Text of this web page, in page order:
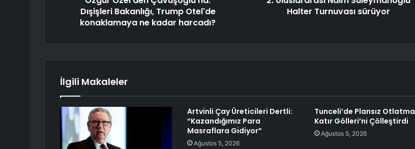
Dışişleri Bakanlığı, Trump Otel'de
konaklamaya ne kadar harcadı?
Halter Turnuvası sürüyor
İlgili Makaleler
Artvinli Çay Üreticileri Dertli:
“Kazandığımız Para
Masraflara Gidiyor”
Ağustos 5, 2026
Tunceli’de Plansız Otlatma
Katır Gölleri’ni Çölleştirdi
Ağustos 5, 2026